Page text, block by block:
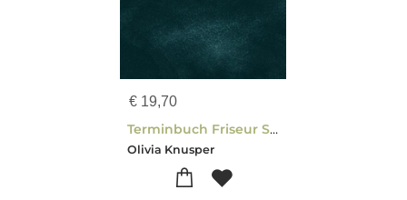
€ 19,70
Terminbuch Friseur Salon/für Termine 7 mitarbeiter 15 minuten takt
Olivia Knusper